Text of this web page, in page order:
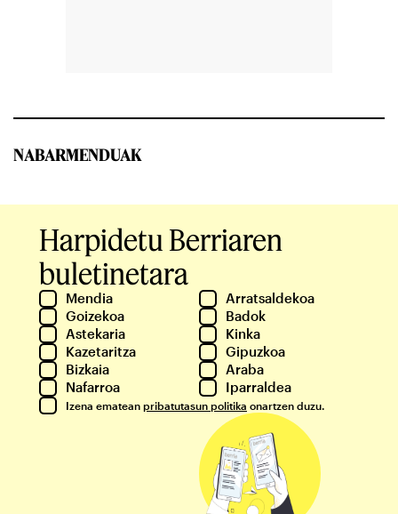
NABARMENDUAK
Harpidetu Berriaren
buletinetara
Mendia
Arratsaldekoa
Goizekoa
Badok
Astekaria
Kinka
Kazetaritza
Gipuzkoa
Bizkaia
Araba
Nafarroa
Iparraldea
Izena ematean pribatutasun politika onartzen duzu.